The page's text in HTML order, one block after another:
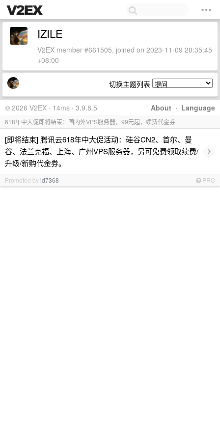
IZILE
V2EX member #661505, joined on 2023-11-09 20:35:45
+08:00
切换主题列表
About · Language
© 2026 V2EX · 14ms · 3.9.8.5
618年中大促即将结束：国内外VPS服务器，99元起，续费代金券
[即将结束] 腾讯云618年中大促活动：硅谷CN2、首尔、曼
谷、法兰克福、上海、广州VPS服务器，另可免费领取续费/
升级/新购代金券。
›
Promoted byid7368 PRO